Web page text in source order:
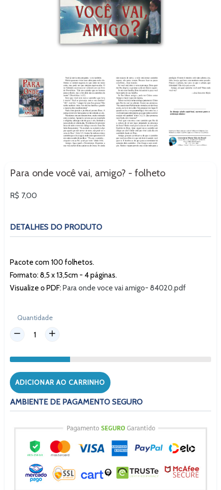
Para onde você vai, amigo? - folheto
Preço
R$ 7,00
DETALHES DO PRODUTO
Pacote com 100 folhetos.
Formato: 8,5 x 13,5cm - 4 páginas.
Visualize o PDF: Para onde voce vai amigo- 84020.pdf
Quantidade
ADICIONAR AO CARRINHO
AMBIENTE DE PAGAMENTO SEGURO